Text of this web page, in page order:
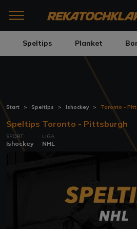
Speltips Planket
Start Speltips Ishockey Toronto -
Speltips Toronto - Pittsburgh
SPORT
Ishockey
LIGA
NHL